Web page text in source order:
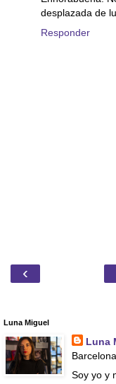
desplazada de
Responder
‹
Luna Miguel
Luna
Soy yo y